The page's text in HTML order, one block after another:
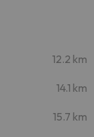
12.2 km
14.1 km
15.7 km